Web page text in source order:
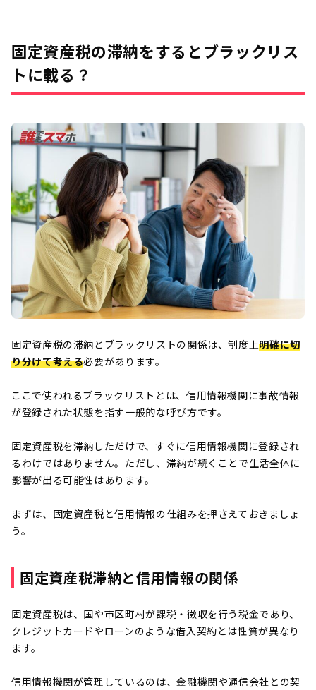
固定資産税の滞納をするとブラックリス
トに載る？
固定資産税の滞納とブラックリストの関係は、制度上明確に切
り分けて考える必要があります。
ここで使われるブラックリストとは、信用情報機関に事故情報
が登録された状態を指す一般的な呼び方です。
固定資産税を滞納しただけで、すぐに信用情報機関に登録され
るわけではありません。ただし、滞納が続くことで生活全体に
影響が出る可能性はあります。
まずは、固定資産税と信用情報の仕組みを押さえておきましょ
う。
固定資産税滞納と信用情報の関係
固定資産税は、国や市区町村が課税・徴収を行う税金であり、
クレジットカードやローンのような借入契約とは性質が異なり
ます。
信用情報機関が管理しているのは、金融機関や通信会社との契